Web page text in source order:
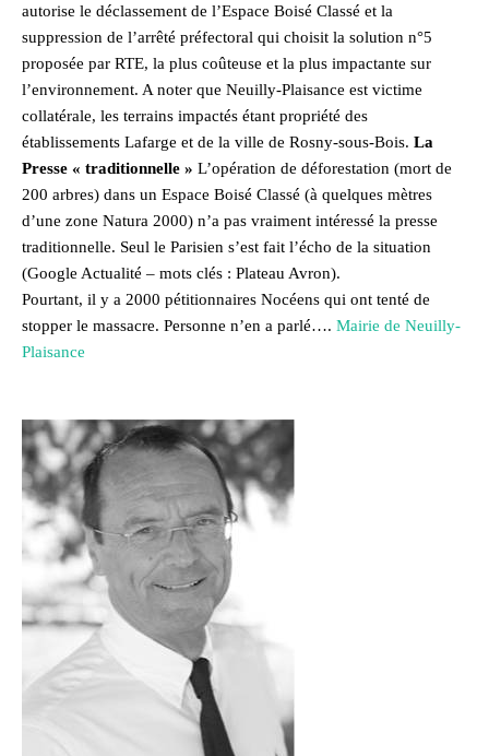
autorise le déclassement de l’Espace Boisé Classé et la
suppression de l’arrêté préfectoral qui choisit la solution n°5
proposée par RTE, la plus coûteuse et la plus impactante sur
l’environnement. A noter que Neuilly-Plaisance est victime
collatérale, les terrains impactés étant propriété des
établissements Lafarge et de la ville de Rosny-sous-Bois. La
Presse « traditionnelle » L’opération de déforestation (mort de
200 arbres) dans un Espace Boisé Classé (à quelques mètres
d’une zone Natura 2000) n’a pas vraiment intéressé la presse
traditionnelle. Seul le Parisien s’est fait l’écho de la situation
(Google Actualité – mots clés : Plateau Avron).
Pourtant, il y a 2000 pétitionnaires Nocéens qui ont tenté de
stopper le massacre. Personne n’en a parlé…. Mairie de Neuilly-
Plaisance